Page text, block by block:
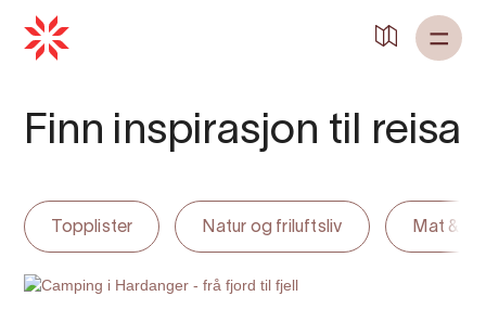
Finn inspirasjon til reisa
Topplister Natur og friluftsliv Mat &